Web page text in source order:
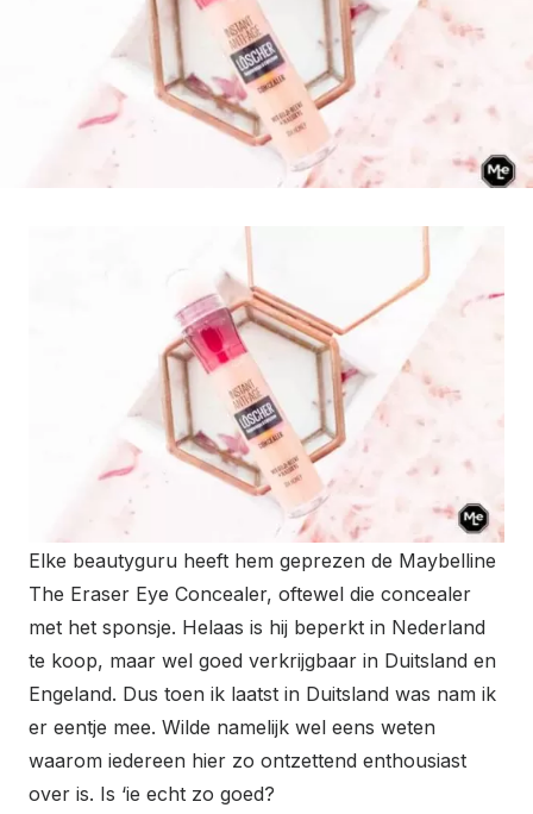
Elke beautyguru heeft hem geprezen de Maybelline
The Eraser Eye Concealer, oftewel die concealer
met het sponsje. Helaas is hij beperkt in Nederland
te koop, maar wel goed verkrijgbaar in Duitsland en
Engeland. Dus toen ik laatst in Duitsland was nam ik
er eentje mee. Wilde namelijk wel eens weten
waarom iedereen hier zo ontzettend enthousiast
over is. Is ‘ie echt zo goed?